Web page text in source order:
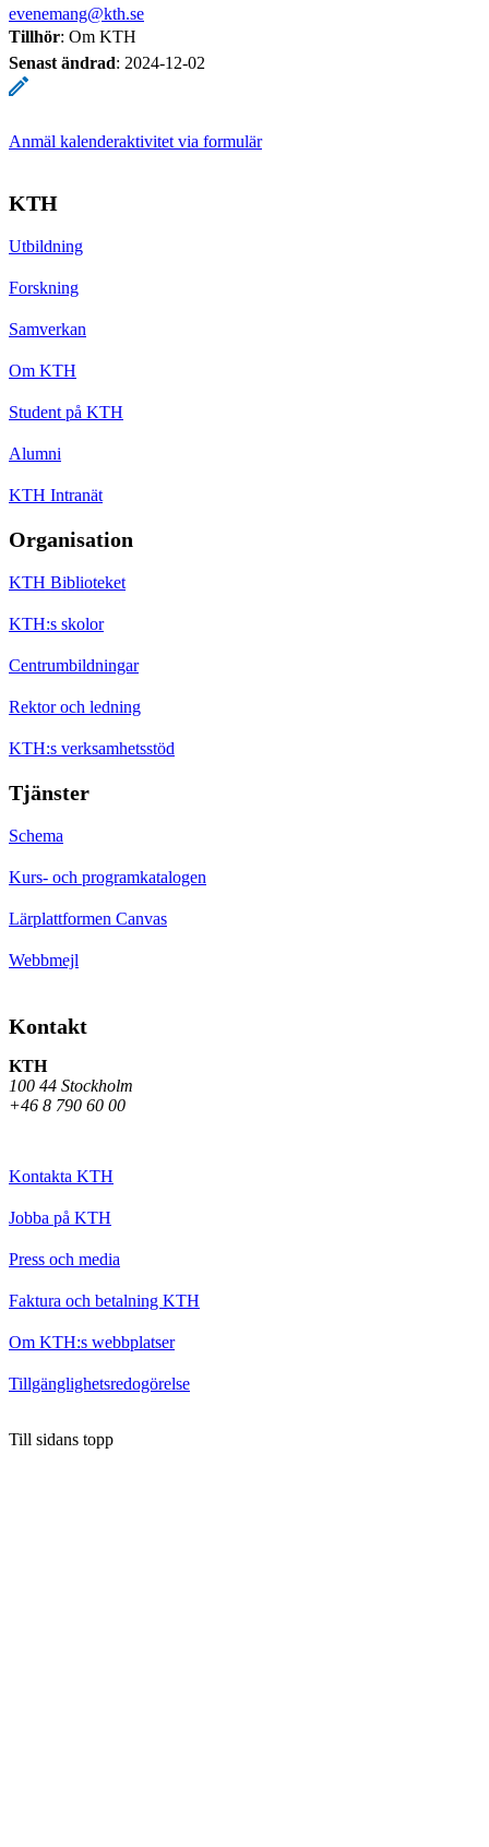
evenemang@kth.se
Tillhör: Om KTH
Senast ändrad: 2024-12-02
Anmäl kalenderaktivitet via formulär
KTH
Utbildning
Forskning
Samverkan
Om KTH
Student på KTH
Alumni
KTH Intranät
Organisation
KTH Biblioteket
KTH:s skolor
Centrumbildningar
Rektor och ledning
KTH:s verksamhetsstöd
Tjänster
Schema
Kurs- och programkatalogen
Lärplattformen Canvas
Webbmejl
Kontakt
KTH
100 44 Stockholm
+46 8 790 60 00
Kontakta KTH
Jobba på KTH
Press och media
Faktura och betalning KTH
Om KTH:s webbplatser
Tillgänglighetsredogörelse
Till sidans topp